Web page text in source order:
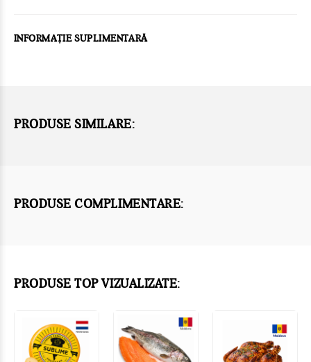
INFORMAȚIE SUPLIMENTARĂ
PRODUSE SIMILARE:
PRODUSE COMPLIMENTARE:
PRODUSE TOP VIZUALIZATE: